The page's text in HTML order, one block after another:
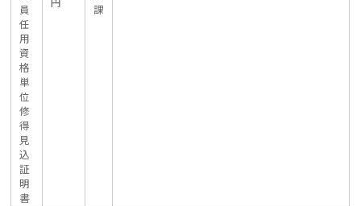
員
任
用
資
格
単
位
修
得
見
込
証
明
書
課